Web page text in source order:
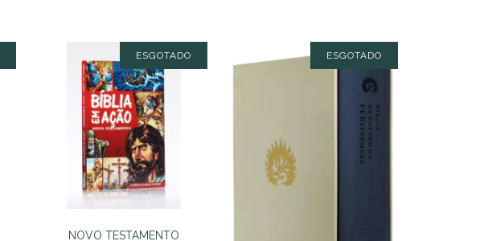
ESGOTADO
NOVO TESTAMENTO
ESGOTADO